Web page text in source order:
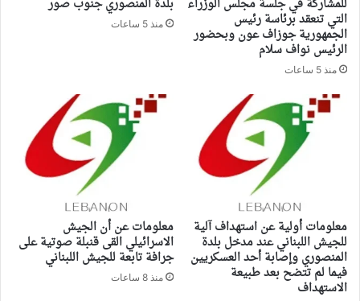
التي تنعقد برئاسة رئيس
الجمهورية جوزاف عون وبحضور
الرئيس نواف سلام
منذ 5 ساعات
منذ 5 ساعات
معلومات أولية عن استهداف آلية
للجيش اللبناني عند مدخل بلدة
المنصوري وإصابة أحد العسكريين
فيما لم تتضح بعد طبيعة
الاستهداف
معلومات عن أن الجيش
الاسرائيلي القى قنبلة صوتية على
جرافة تابعة للجيش اللبناني
منذ 8 ساعات